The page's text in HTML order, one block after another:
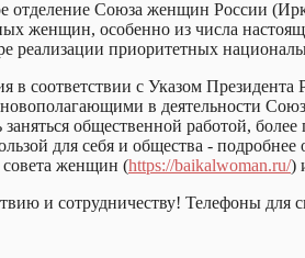
отделение Союза женщин России
женщин, особенно из числа
реализации приоритетных
в соответствии с Указом
в деятельности
общественной работой,
для себя и общества -
совета женщин (https://baikalwoman.ru/)
и сотрудничеству! Телефоны для